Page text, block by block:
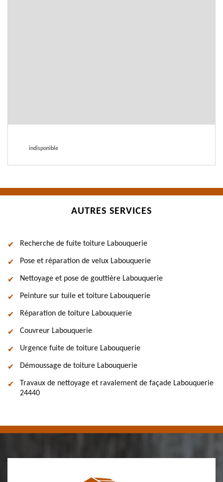
indisponible
AUTRES SERVICES
Recherche de fuite toiture Labouquerie
Pose et réparation de velux Labouquerie
Nettoyage et pose de gouttière Labouquerie
Peinture sur tuile et toiture Labouquerie
Réparation de toiture Labouquerie
Couvreur Labouquerie
Urgence fuite de toiture Labouquerie
Démoussage de toiture Labouquerie
Travaux de nettoyage et ravalement de façade Labouquerie
24440